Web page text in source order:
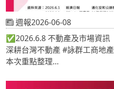
週報2026-06-08
✅2026.6.8 不動產及市場資訊
深耕台灣不動產 #詠群工商地產
本次重點整理